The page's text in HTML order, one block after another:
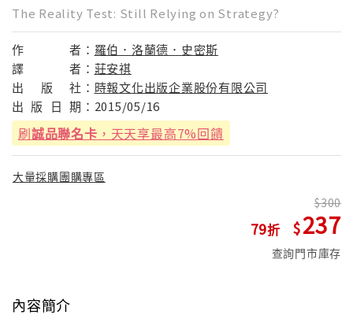
The Reality Test: Still Relying on Strategy?
作 者： 羅伯．洛蘭德．史密斯
譯
者： 莊安祺
出
版 社： 時報文化出版企業股份有限公司
出 版 日 期： 2015/05/16
刷誠品聯名卡 ，天天享最高7%回饋
大量採購團購專區
79
300
237
查詢門市庫存
內容簡介